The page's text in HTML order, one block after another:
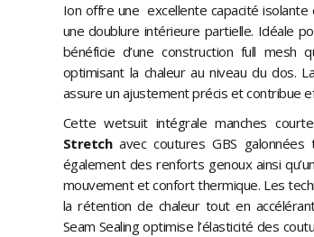
Ion offre une excellente capacité
une doublure intérieure partielle. Idéale
bénéficie d’une construction full
optimisant la chaleur au niveau du dos.
assure un ajustement précis et contribue
Cette wetsuit intégrale manches
Stretchavec coutures GBS
également des renforts genoux ainsi
mouvement et confort thermique. Les
la rétention de chaleur tout en
Seam Sealing optimise l’élasticité des